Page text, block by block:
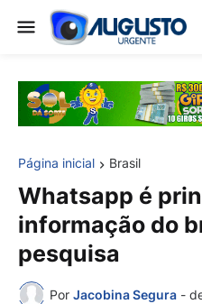
Página inicial Brasil
Whatsapp é
informação do
pesquisa
Por Jacobina Segura -